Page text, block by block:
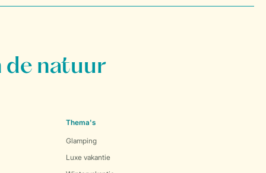
de natuur
Thema's
Glamping
Luxe vakantie